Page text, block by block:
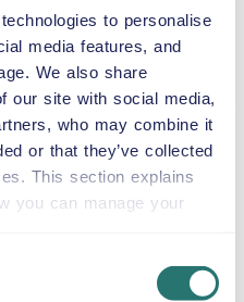
to personalise
media features, and
We also share
our site with social media,
who may combine it
or that they’ve collected
This section explains
you can manage your
fra 59 US$ pr. dag
pr. dag